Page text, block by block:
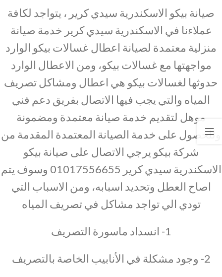
صيانة بيكو الاسكندرية سيدي كرير ، يتواجد لكافة
عملاءنا في الاسكندرية سيدي كرير خدمة صيانة
منزلية معتمدة لصيانة اعطال غسالات بيكو الوارد
مواجهتها مع غسالات بيكو، ومن الاعطال الوارد
حدوثها لغسالات بيكو هي اعطال ومشاكل تصريف
المياه والتي يجب فيها الاتصال بفريق دعم فني
موهل لتقديم خدمة صيانة معتمدة ومضمونة
وللحصول على خدمة الصيانة المعتمدة المقدمة من
شركة بيكو يرجي الاتصال على صيانة بيكو
الاسكندرية سيدي كرير 01017556655 وسوف يتم
اصاح العطل وتحديد اسبابه، ومن الاسباب التي
تودي الي تواجد مشاكل في تصريف المياه
1- انسداد ماسورة التصريف
2- وجود مشكلة في الأنابيب الخاصة بالتصريف